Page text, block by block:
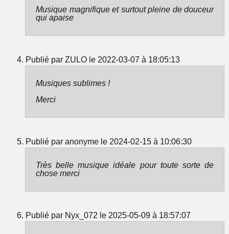
Musique magnifique et surtout pleine de douceur
qui apaise
Publié par ZULO le 2022-03-07 à 18:05:13
Musiques sublimes !
Merci
Publié par anonyme le 2024-02-15 à 10:06:30
Très belle musique idéale pour toute sorte de
chose merci
Publié par Nyx_072 le 2025-05-09 à 18:57:07